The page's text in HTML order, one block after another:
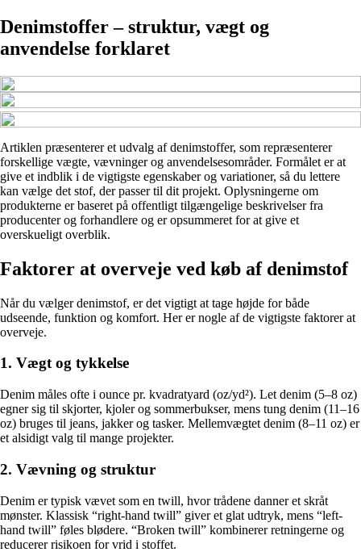
Denimstoffer – struktur, vægt og
anvendelse forklaret
Artiklen præsenterer et udvalg af denimstoffer, som repræsenterer
forskellige vægte, vævninger og anvendelsesområder. Formålet er at
give et indblik i de vigtigste egenskaber og variationer, så du lettere
kan vælge det stof, der passer til dit projekt. Oplysningerne om
produkterne er baseret på offentligt tilgængelige beskrivelser fra
producenter og forhandlere og er opsummeret for at give et
overskueligt overblik.
Faktorer at overveje ved køb af denimstof
Når du vælger denimstof, er det vigtigt at tage højde for både
udseende, funktion og komfort. Her er nogle af de vigtigste faktorer at
overveje.
1. Vægt og tykkelse
Denim måles ofte i ounce pr. kvadratyard (oz/yd²). Let denim (5–8 oz)
egner sig til skjorter, kjoler og sommerbukser, mens tung denim (11–16
oz) bruges til jeans, jakker og tasker. Mellemvægtet denim (8–11 oz) er
et alsidigt valg til mange projekter.
2. Vævning og struktur
Denim er typisk vævet som en twill, hvor trådene danner et skråt
mønster. Klassisk “right-hand twill” giver et glat udtryk, mens “left-
hand twill” føles blødere. “Broken twill” kombinerer retningerne og
reducerer risikoen for vrid i stoffet.